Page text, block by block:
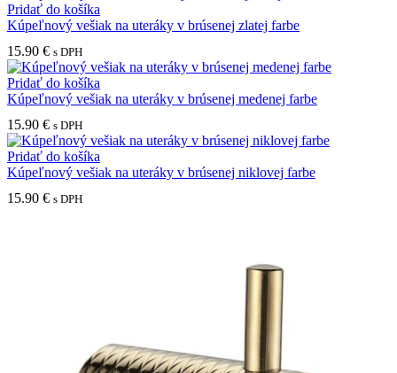
Pridať do košíka
Kúpeľnový vešiak na uteráky v brúsenej zlatej farbe
15.90 € s DPH
Pridať do košíka
Kúpeľnový vešiak na uteráky v brúsenej medenej farbe
15.90 € s DPH
Pridať do košíka
Kúpeľnový vešiak na uteráky v brúsenej niklovej farbe
15.90 € s DPH